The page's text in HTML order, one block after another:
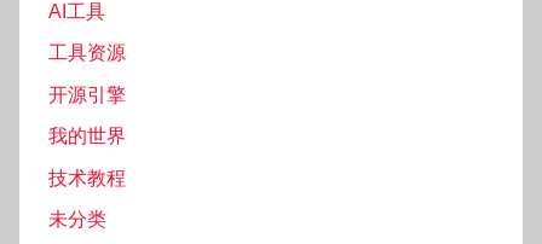
AI工具
工具资源
开源引擎
我的世界
技术教程
未分类